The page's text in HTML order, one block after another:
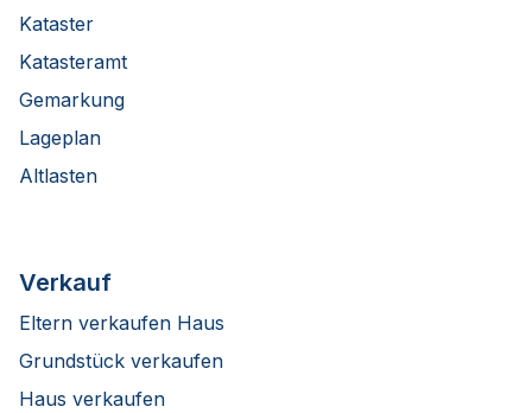
Kataster
Katasteramt
Gemarkung
Lageplan
Altlasten
Verkauf
Eltern verkaufen Haus
Grundstück verkaufen
Haus verkaufen